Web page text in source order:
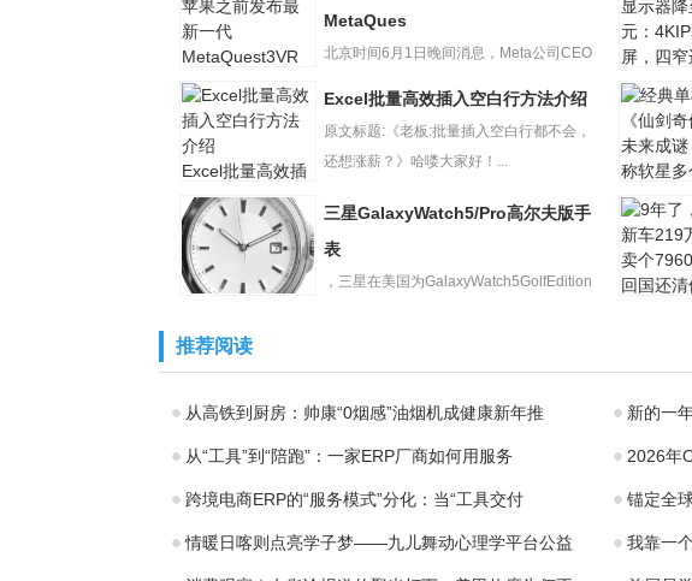
扎克伯格抢在苹
果之前发布最新
一代MetaQues
MetaQues
北京时间6月1日晚间消息，Meta公司CEO
示器降
元：4KI
Excel批量高效插
入空白行方法介
绍
Excel批量高效插入空白行方法介绍
原文标题:《老板:批量插入空白行都不会，
还想涨薪？》哈喽大家好！...
经典单机
《仙剑奇
未来成
称软星多
GalaxyWatch5/Pr
三星GalaxyWatch5/Pro高尔夫版手
表
，三星在美国为GalaxyWatch5GolfEdition
推荐阅读
从高铁到厨房：帅康“0烟感”油烟机成健康新年推 新的一
从“工具”到“陪跑”：一家ERP厂商如何用服务 2026年
跨境电商ERP的“服务模式”分化：当“工具交付 锚定全
情暖日喀则点亮学子梦——九儿舞动心理学平台公益 我靠一